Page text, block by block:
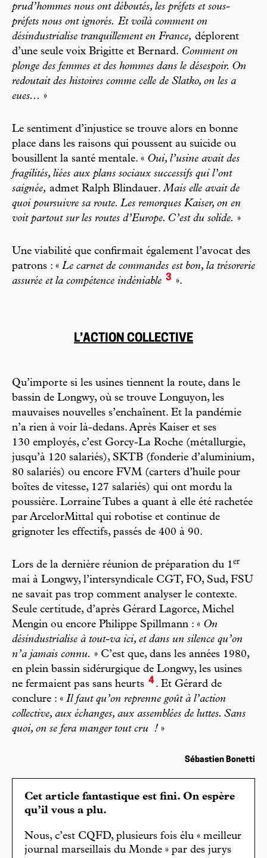
prud’hommes nous ont déboutés, les préfets et sous-
préfets nous ont ignorés. Et voilà comment on
désindustrialise tranquillement en France, déplorent
d’une seule voix Brigitte et Bernard. Comment on
plonge des femmes et des hommes dans le désespoir. On
redoutait des histoires comme celle de Slatko, on les a
eues... »
Le sentiment d’injustice se trouve alors en bonne
place dans les raisons qui poussent au suicide ou
bousillent la santé mentale. « Oui, l’usine avait des
fragilités, liées aux plans sociaux successifs qui l’ont
saignée, admet Ralph Blindauer.Mais elle avait de
quoi poursuivre sa route. Les remorques Kaiser, on en
voit partout sur les routes d’Europe. C’est du solide. »
Une viabilité que confirmait également l’avocat des
patrons : « Le carnet de commandes est bon, la trésorerie
assurée et la compétence indéniable 3 ».
L’ACTION COLLECTIVE
Qu’importe si les usines tiennent la route, dans le
bassin de Longwy, où se trouve Longuyon, les
mauvaises nouvelles s’enchaînent. Et la pandémie
n’a rien à voir là-dedans. Après Kaiser et ses
130 employés, c’est Gorcy-La Roche (métallurgie,
jusqu’à 120 salariés), SKTB (fonderie d’aluminium,
80 salariés) ou encore FVM (carters d’huile pour
boîtes de vitesse, 127 salariés) qui ont mordu la
poussière. Lorraine Tubes a quant à elle été rachetée
par ArcelorMittal qui robotise et continue de
grignoter les effectifs, passés de 400 à 90.
Lors de la dernière réunion de préparation du 1er
mai à Longwy, l’intersyndicale CGT, FO, Sud, FSU
ne savait pas trop comment analyser le contexte.
Seule certitude, d’après Gérard Lagorce, Michel
Mengin ou encore Philippe Spillmann : « On
désindustrialise à tout-va ici, et dans un silence qu’on
n’a jamais connu. » C’est que, dans les années 1980,
en plein bassin sidérurgique de Longwy, les usines
ne fermaient pas sans heurts 4. Et Gérard de
conclure : « Il faut qu’on reprenne goût à l’action
collective, aux échanges, aux assemblées de luttes. Sans
quoi, on se fera manger tout cru ! »
Sébastien Bonetti
Cet article fantastique est fini. On espère
qu’il vous a plu.
Nous, c’est CQFD, plusieurs fois élu « meilleur
journal marseillais du Monde » par des jurys